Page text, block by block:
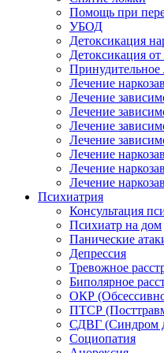
Помощь при
УБОД
Детоксикация
Детоксикация от
Принудительное
Лечение
Лечение
Лечение
Лечение
Лечение
Лечение
Лечение
Лечение
Психиатрия
Консультация
Психиатр на дом
Панические
Депрессия
Тревожное
Биполярное
ОКР
ПТСР
СДВГ (Синдром
Социопатия